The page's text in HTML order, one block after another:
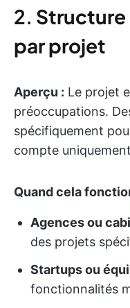
2. Structure
par projet
Aperçu : Le projet
préoccupations.
spécifiquement
compte
Quand cela
Agences ou
des projets
Startups ou
fonctionnalités